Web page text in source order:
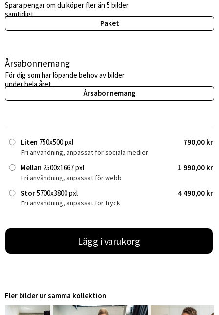
Spara pengar om du köper fler än 5 bilder
samtidigt.
Paket
Årsabonnemang
För dig som har löpande behov av bilder
under hela året.
Årsabonnemang
Liten 750x500 pxl 790,00 kr
Fri användning, anpassat för sociala medier
Mellan 2500x1667 pxl 1 990,00 kr
Fri användning, anpassat för webb
Stor5700x3800 pxl 4 490,00 kr
Fri användning, anpassat för tryck
Lägg i varukorg
Fler bilder ur samma kollektion